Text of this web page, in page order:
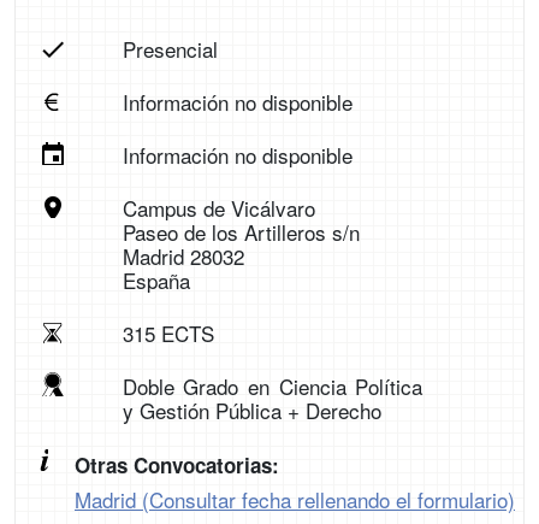
Presencial
Información no disponible
Información no disponible
Campus de Vicálvaro
Paseo de los Artilleros s/n
Madrid 28032
España
315 ECTS
Doble Grado en Ciencia Política
y Gestión Pública + Derecho
Otras Convocatorias:
Madrid (Consultar fecha rellenando el formulario)